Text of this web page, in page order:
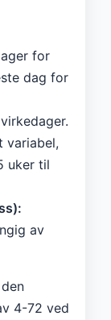
for
dag for
variabel,
uker til
av
4-72 ved